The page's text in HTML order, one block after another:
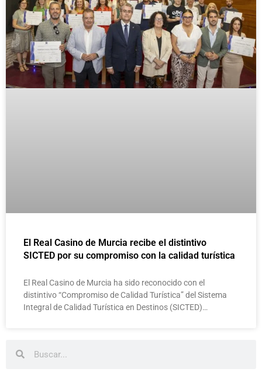
El Real Casino de Murcia recibe el distintivo
SICTED por su compromiso con la calidad turística
El Real Casino de Murcia ha sido reconocido con el
distintivo “Compromiso de Calidad Turística” del Sistema
Integral de Calidad Turística en Destinos (SICTED)…